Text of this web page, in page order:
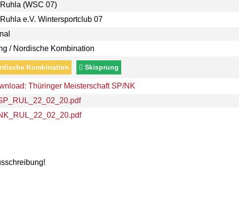
(WSC 07)
e.V. Wintersportclub 07
/ Nordische Kombination
Kombination Skisprung
Thüringer Meisterschaft SP/NK